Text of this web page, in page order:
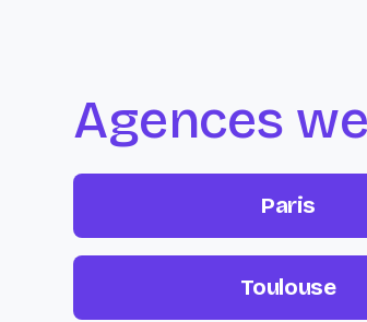
Agences
Paris
Toulouse